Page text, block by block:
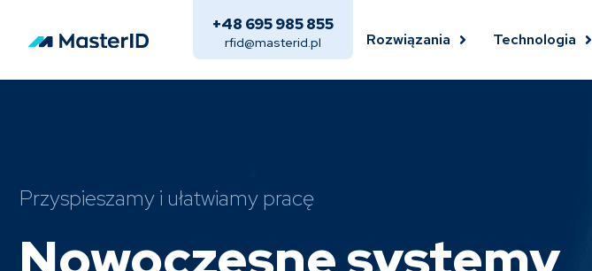
content
+48 695 985 855
rfid@masterid.pl Rozwiązania Technologia
Przyspieszamy i ułatwiamy pracę